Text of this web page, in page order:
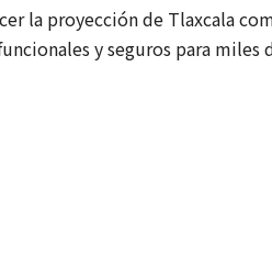
la proyección de Tlaxcala
y seguros para miles